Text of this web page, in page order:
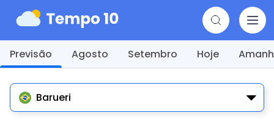
Previsão Agosto Setembro Hoje
Barueri